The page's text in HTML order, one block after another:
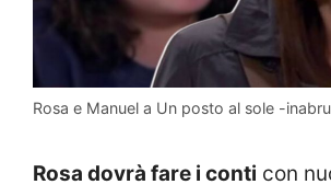
Rosa e Manuel a Un posto al sole -
Rosa dovrà fare i conti con